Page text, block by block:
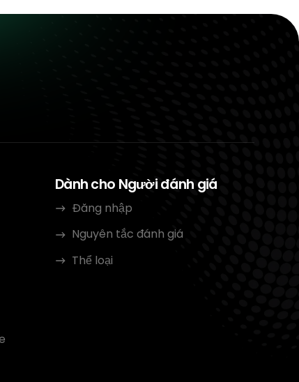
Dành cho Người đánh giá
Đăng nhập
Nguyên tắc đánh giá
Thể loại